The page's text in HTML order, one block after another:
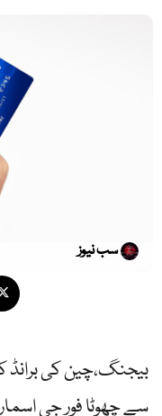
سب نیوز
بیجنگ،چین کی برانڈ
سے چھوٹا فور جی